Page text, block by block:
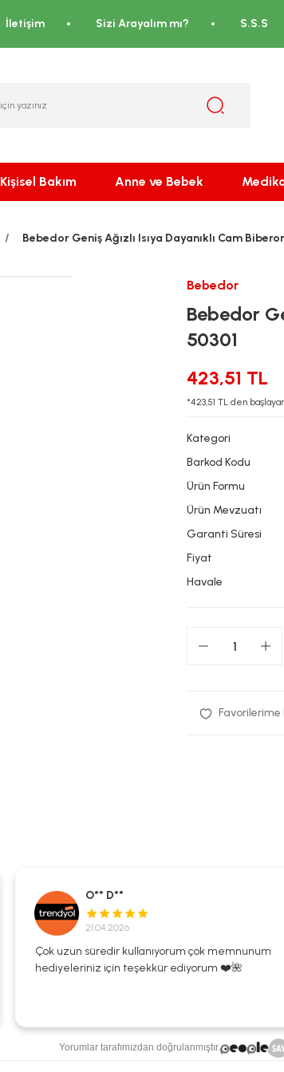
İletişim Sizi Arayalım mı? S.S.S
Kişisel Bakım Anne ve Bebek
Bebedor Geniş Ağızlı Isıya Dayanıklı Cam
Bebedor
Bebedor
50301
423,51 TL
*423,51 TL den
Kategori
Barkod Kodu
Ürün Formu
Ürün Mevzuatı
Garanti Süresi
Fiyat
Havale
O** D**
21.04.2026
Çok uzun süredir kullanıyorum çok memnunum
hediyeleriniz için teşekkür ediyorum ❤️🌺
Yorumlar tarafımızdan doğrulanmıştır.